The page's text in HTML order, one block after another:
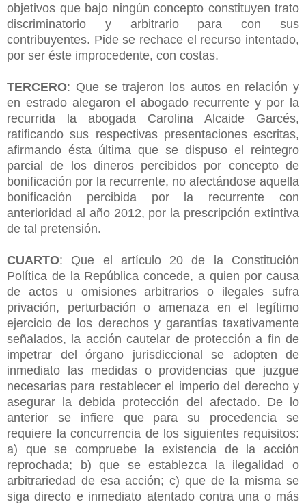
objetivos que bajo ningún concepto constituyen trato
discriminatorio y arbitrario para con sus
contribuyentes. Pide se rechace el recurso intentado,
por ser éste improcedente, con costas.
TERCERO: Que se trajeron los autos en relación y
en estrado alegaron el abogado recurrente y por la
recurrida la abogada Carolina Alcaide Garcés,
ratificando sus respectivas presentaciones escritas,
afirmando ésta última que se dispuso el reintegro
parcial de los dineros percibidos por concepto de
bonificación por la recurrente, no afectándose aquella
bonificación percibida por la recurrente con
anterioridad al año 2012, por la prescripción extintiva
de tal pretensión.
CUARTO: Que el artículo 20 de la Constitución
Política de la República concede, a quien por causa
de actos u omisiones arbitrarios o ilegales sufra
privación, perturbación o amenaza en el legítimo
ejercicio de los derechos y garantías taxativamente
señalados, la acción cautelar de protección a fin de
impetrar del órgano jurisdiccional se adopten de
inmediato las medidas o providencias que juzgue
necesarias para restablecer el imperio del derecho y
asegurar la debida protección del afectado. De lo
anterior se infiere que para su procedencia se
requiere la concurrencia de los siguientes requisitos:
a) que se compruebe la existencia de la acción
reprochada; b) que se establezca la ilegalidad o
arbitrariedad de esa acción; c) que de la misma se
siga directo e inmediato atentado contra una o más